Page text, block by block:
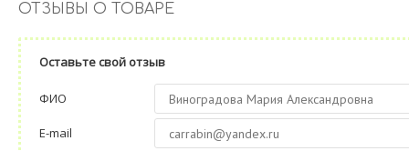
ОТЗЫВЫ О ТОВАРЕ
Оставьте свой отзыв
ФИО
E-mail